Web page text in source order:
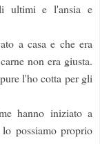
ultimi e l'ansia e
a casa e che era
non era giusta.
l'ho cotta per gli
hanno iniziato a
possiamo proprio